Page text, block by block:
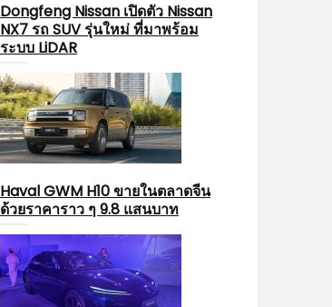
Dongfeng Nissan เปิดตัว Nissan
NX7 รถ SUV รุ่นใหม่ ที่มาพร้อม
ระบบ LiDAR
Haval GWM H10 ขายในตลาดจีน
ด้วยราคาราว ๆ 9.8 แสนบาท